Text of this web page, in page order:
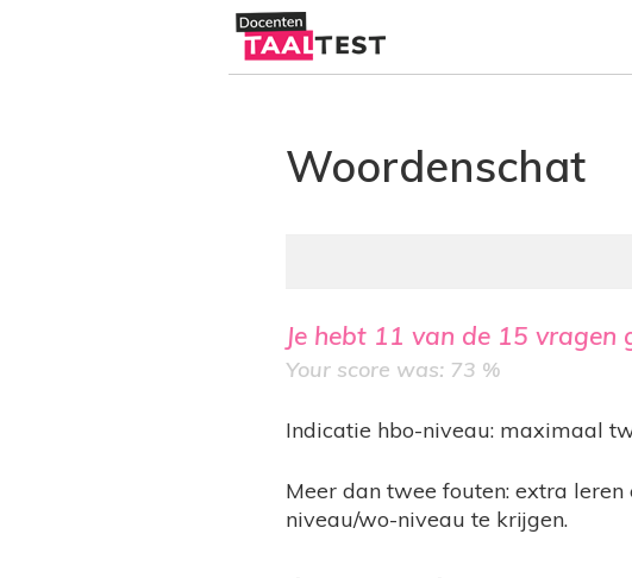
Woordenschat
Je hebt 11 van de 15 vragen
Your score was: 73 %
Indicatie hbo-niveau: maximaal
Meer dan twee fouten: extra
niveau/wo-niveau te krijgen.